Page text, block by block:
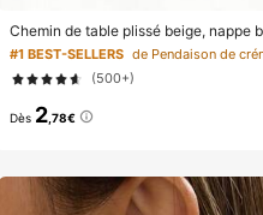
Chemin de table plissé beige, nappe
s pour fête d'anniversaire,
tissu transparent marron clair pour
n de centre de table de fête, cadeaux
ohème chic
#1 BEST-SELLERS
(500+)
Dès 2 ,78€